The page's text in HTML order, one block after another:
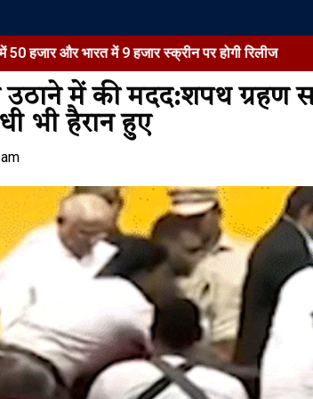
में 9 हजार स्क्रीन पर होगी रिलीज Preity
में की मदद:शपथ ग्रहण
भी हैरान हुए
Bharat
में अमेरिका से आधे खर्च
छात्र 1 साल में
बढ़े, छात्रों को पढ़ाई के बाद
‘रामायणम्’
प्लान:विदेशों
भारत में 9 हजार
रिलीज